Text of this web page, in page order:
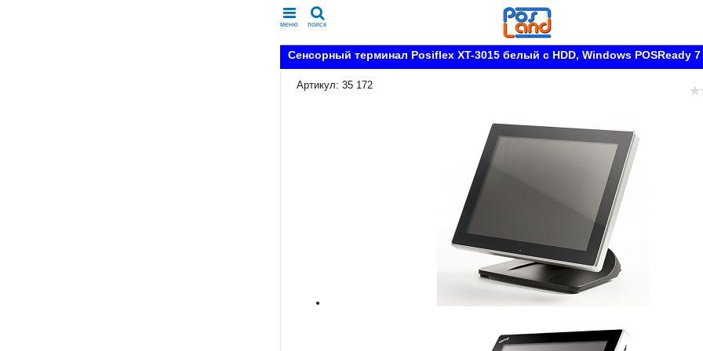
меню поиск
Сенсорный терминал Posiflex XT-3015 белый c HDD, Windows POSReady 7
Артикул: 35 172